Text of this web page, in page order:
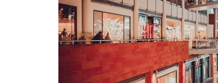
gestão
de
ativos
–